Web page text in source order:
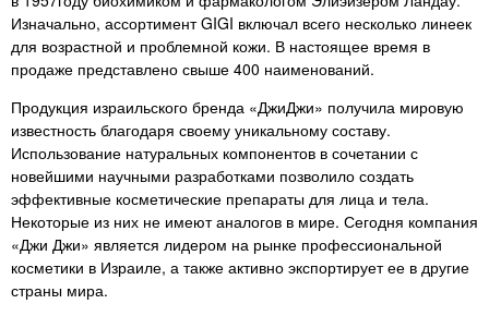
не перестану это писать в
каждом продукте.!
Изначально, ассортимент GIGI включал всего несколько линеек
для возрастной и проблемной кожи. В настоящее время в
продаже представлено свыше 400 наименований.
Продукция израильского бренда «ДжиДжи» получила мировую
известность благодаря своему уникальному составу.
Использование натуральных компонентов в сочетании с
новейшими научными разработками позволило создать
эффективные косметические препараты для лица и тела.
Некоторые из них не имеют аналогов в мире. Сегодня компания
«Джи Джи» является лидером на рынке профессиональной
косметики в Израиле, а также активно экспортирует ее в другие
страны мира.